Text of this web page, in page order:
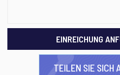
EINREICHUNG
TEILEN SIE SICH